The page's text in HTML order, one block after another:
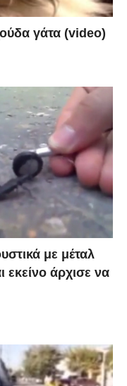
γάτα (video)
με μέταλ
άρχισε να